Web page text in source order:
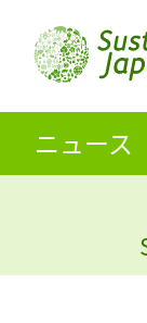
ニュース